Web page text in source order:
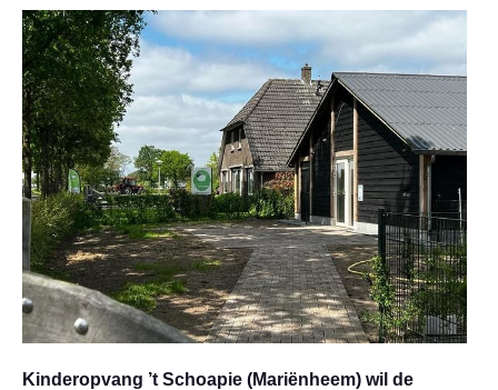
Documenten
Subsidies
Contact
Kinderopvang ’t Schoapie (Mariënheem) wil de